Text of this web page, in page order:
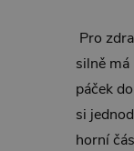
Pro
silně
páček
si
horní